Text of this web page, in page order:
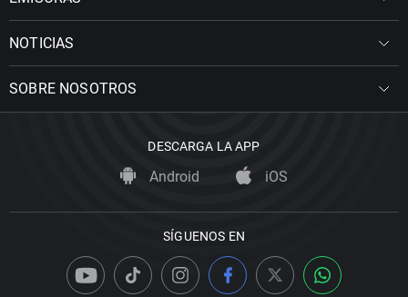
NOTICIAS
SOBRE NOSOTROS
DESCARGA LA APP
Android iOS
SÍGUENOS EN